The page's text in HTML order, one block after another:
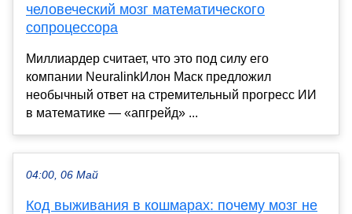
человеческий мозг математического
сопроцессора
Миллиардер считает, что это под силу его
компании NeuralinkИлон Маск предложил
необычный ответ на стремительный прогресс ИИ
в математике — «апгрейд» ...
04:00, 06 Май
Код выживания в кошмарах: почему мозг не